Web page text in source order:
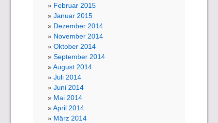
Februar 2015
Januar 2015
Dezember 2014
November 2014
Oktober 2014
September 2014
August 2014
Juli 2014
Juni 2014
Mai 2014
April 2014
März 2014